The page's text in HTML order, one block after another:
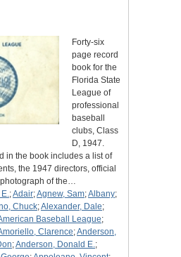
Forty-six
page record
book for the
Florida State
League of
professional
baseball
clubs, Class
D, 1947.
in the book includes a list of
the 1947 directors, official
of the…
;Adair;Agnew, Sam;Albany;
Chuck;Alexander, Dale;
Baseball League;
Clarence;Anderson,
;Anderson, Donald E.;